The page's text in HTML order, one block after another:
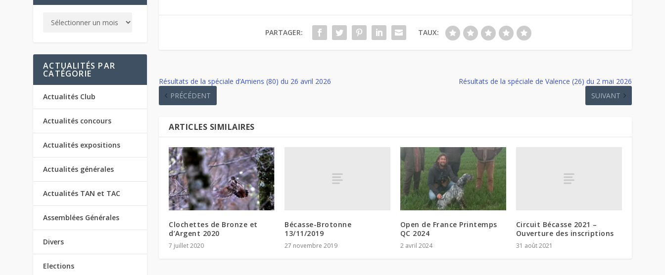
PARTAGER: TAUX:
Résultats de la spéciale d’Amiens (80) du 26 avril 2026
PRÉCÉDENT
Résultats de la spéciale de Valence (26) du 2 mai 2026
SUIVANT
ARTICLES SIMILAIRES
Clochettes de Bronze et
d’Argent 2020
7 juillet 2020
Bécasse-Brotonne
13/11/2019
27 novembre 2019
Open de France Printemps
QC 2024
2 avril 2024
Circuit Bécasse 2021 –
Ouverture des inscriptions
31 août 2021
ACTUALITÉS PAR
CATÉGORIE
Actualités Club
Actualités concours
Actualités expositions
Actualités générales
Actualités TAN et TAC
Assemblées Générales
Divers
Elections